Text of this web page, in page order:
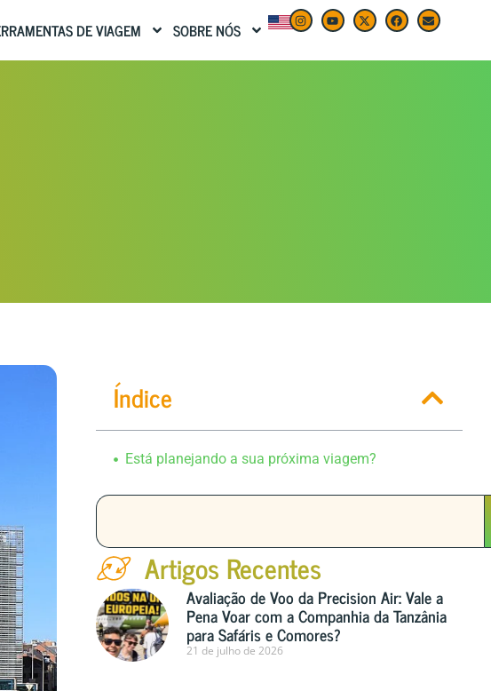
DE VIAGEM SOBRE NÓS
Índice
Está planejando a sua próxima viagem?
Artigos Recentes
Avaliação de Voo da Precision Air: Vale a
Pena Voar com a Companhia da Tanzânia
para Safáris e Comores?
21 de julho de 2026